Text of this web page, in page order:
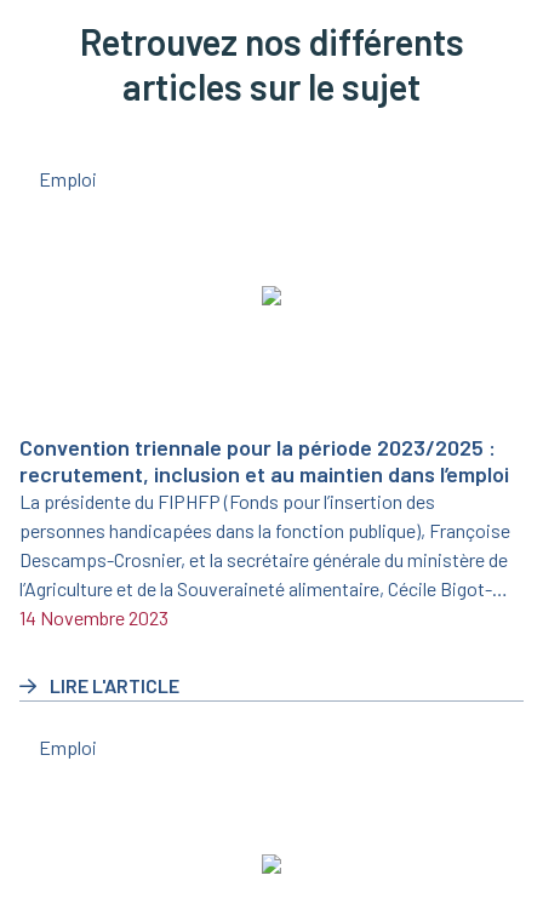
Retrouvez nos différents
articles sur le sujet
Emploi
Convention triennale pour la période 2023/2025 :
recrutement, inclusion et au maintien dans l’emploi
La présidente du FIPHFP (Fonds pour l’insertion des
personnes handicapées dans la fonction publique), Françoise
Descamps-Crosnier, et la secrétaire générale du ministère de
l’Agriculture et de la Souveraineté alimentaire, Cécile Bigot-
Dekeyzer, ont signé le 19 juin 2023 une nouvelle convention
14 Novembre 2023
LIRE L'ARTICLE
Emploi